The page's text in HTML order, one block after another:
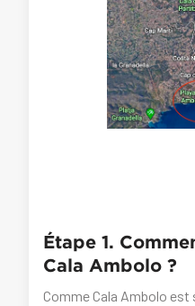
Étape 1.
Cala Ambolo ?
Comme Cala Ambolo